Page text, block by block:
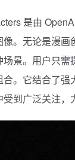
是由
。无论是漫
景。用户只
。它结合了
到广泛关注，